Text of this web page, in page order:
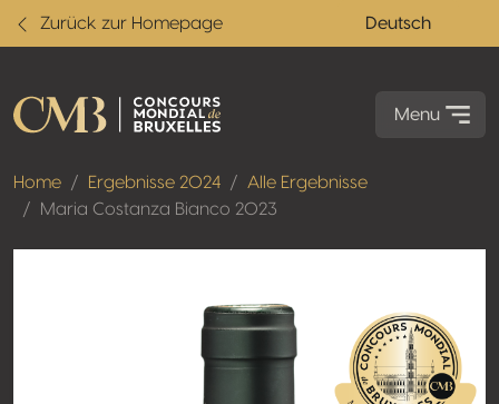
Zurück zur Homepage Deutsch
Menu
Home Ergebnisse 2024
Alle Ergebnisse
Maria Costanza Bianco 2023